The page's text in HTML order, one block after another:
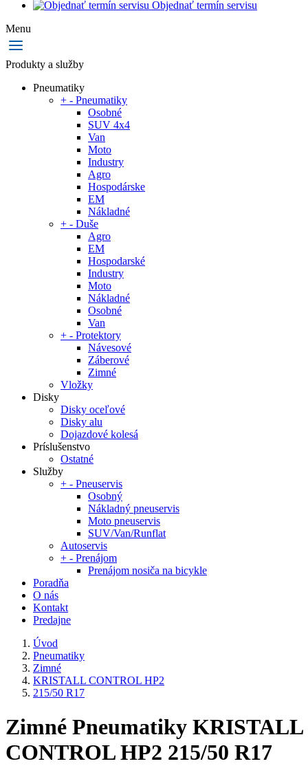
Objednať termín servisu
Menu
Produkty a služby
Pneumatiky
+ - Pneumatiky
Osobné
SUV 4x4
Van
Moto
Industry
Agro
Hospodárske
EM
Nákladné
+ - Duše
Agro
EM
Hospodarské
Industry
Moto
Nákladné
Osobné
Van
+ - Protektory
Návesové
Záberové
Zimné
Vložky
Disky
Disky oceľové
Disky alu
Dojazdové kolesá
Príslušenstvo
Ostatné
Služby
+ - Pneuservis
Osobný
Nákladný pneuservis
Moto pneuservis
SUV/Van/Runflat
Autoservis
+ - Prenájom
Prenájom nosiča na bicykle
Poradňa
O nás
Kontakt
Predajne
Úvod
Pneumatiky
Zimné
KRISTALL CONTROL HP2
215/50 R17
Zimné Pneumatiky KRISTALL
CONTROL HP2 215/50 R17